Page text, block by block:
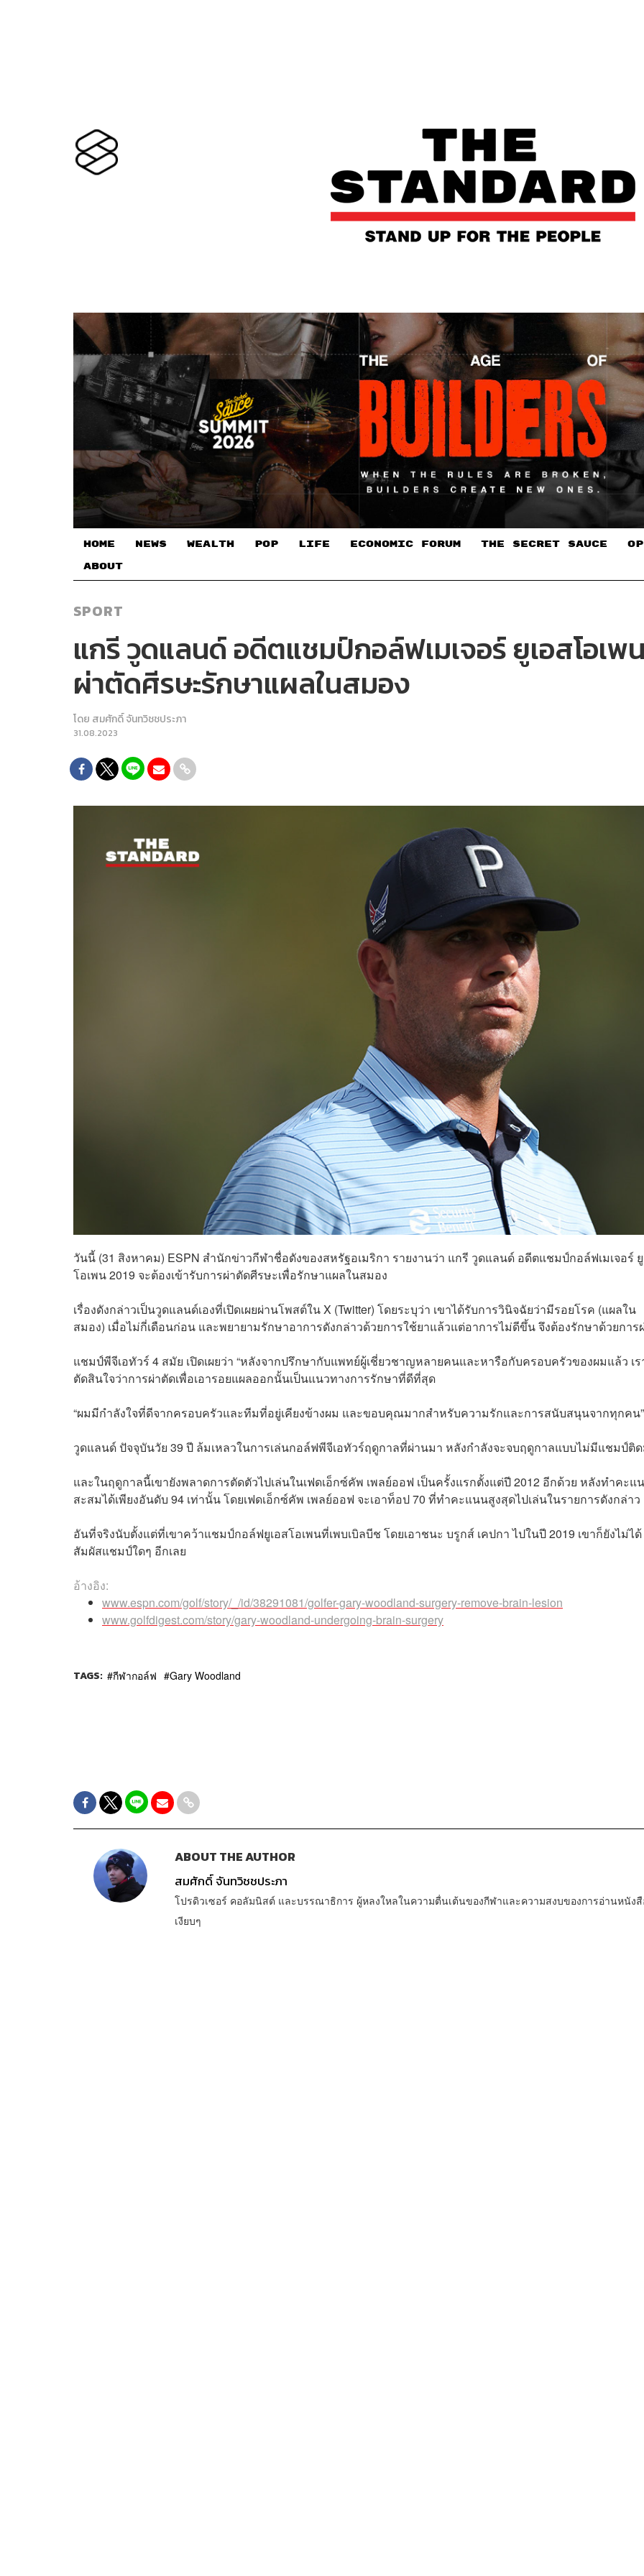
HOME NEWS WEALTH POP LIFE ECONOMIC FORUM THE SECRET SAUCE​
ABOUT
SPORT
แกรี วูดแลนด์ อดีตแชมป์กอล์ฟเมเจอร์ ยูเอสโอเพ
ผ่าตัดศีรษะรักษาแผลในสมอง
โดย สมศักดิ์ จันทวิชชประภา
31.08.2023
วันนี้ (31 สิงหาคม) ESPN สำนักข่าวกีฬาชื่อดังของสหรัฐอเมริกา รายงานว่า แกรี วูดแลนด์ อดีตแชมป์กอล์ฟเมเจอร์
โอเพน 2019 จะต้องเข้ารับการผ่าตัดศีรษะเพื่อรักษาแผลในสมอง
เรื่องดังกล่าวเป็นวูดแลนด์เองที่เปิดเผยผ่านโพสต์ใน X (Twitter) โดยระบุว่า เขาได้รับการวินิจฉัยว่ามีรอยโรค (แผลใน
สมอง) เมื่อไม่กี่เดือนก่อน และพยายามรักษาอาการดังกล่าวด้วยการใช้ยาแล้วแต่อาการไม่ดีขึ้น จึงต้องรักษาด้วยการ
แชมป์พีจีเอทัวร์ 4 สมัย เปิดเผยว่า “หลังจากปรึกษากับแพทย์ผู้เชี่ยวชาญหลายคนและหารือกับครอบครัวของผมแล้ว เร
ตัดสินใจว่าการผ่าตัดเพื่อเอารอยแผลออกนั้นเป็นแนวทางการรักษาที่ดีที่สุด
“ผมมีกำลังใจที่ดีจากครอบครัวและทีมที่อยู่เคียงข้างผม และขอบคุณมากสำหรับความรักและการสนับสนุนจากทุกคน”
วูดแลนด์ ปัจจุบันวัย 39 ปี ล้มเหลวในการเล่นกอล์ฟพีจีเอทัวร์ฤดูกาลที่ผ่านมา หลังกำลังจะจบฤดูกาลแบบไม่มีแชมป์
และในฤดูกาลนี้เขายังพลาดการตัดตัวไปเล่นในเฟดเอ็กซ์คัพ เพลย์ออฟ เป็นครั้งแรกตั้งแต่ปี 2012 อีกด้วย หลังทำคะแ
สะสมได้เพียงอันดับ 94 เท่านั้น โดยเฟดเอ็กซ์คัพ เพลย์ออฟ จะเอาท็อป 70 ที่ทำคะแนนสูงสุดไปเล่นในรายการดังกล่าว
อันที่จริงนับตั้งแต่ที่เขาคว้าแชมป์กอล์ฟยูเอสโอเพนที่เพบเบิลบีช โดยเอาชนะ บรูกส์ เคปกา ไปในปี 2019 เขาก็ยังไม่ได้
สัมผัสแชมป์ใดๆ อีกเลย
อ้างอิง:
www.espn.com/golf/story/_/id/38291081/golfer-gary-woodland-surgery-remove-brain-lesion
www.golfdigest.com/story/gary-woodland-undergoing-brain-surgery
TAGS: กีฬากอล์ฟ Gary Woodland
ABOUT THE AUTHOR
สมศักดิ์ จันทวิชชประภา
โปรดิวเซอร์ คอลัมนิสต์ และบรรณาธิการ ผู้หลงใหลในความตื่นเต้นของกีฬาและความสงบของการอ่านหนัง
เงียบๆ